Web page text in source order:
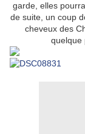
garde, elles
de suite, un coup
cheveux des
quelque